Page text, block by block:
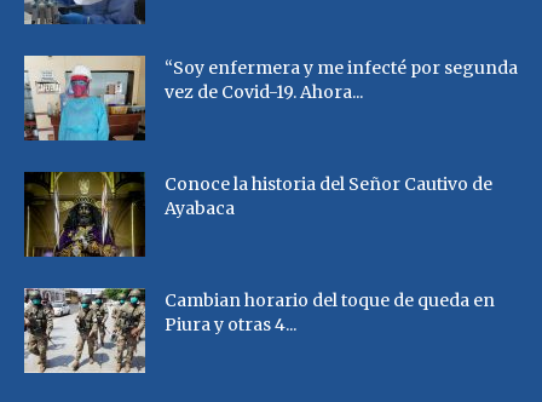
“Soy enfermera y me infecté por segunda
vez de Covid-19. Ahora...
Conoce la historia del Señor Cautivo de
Ayabaca
Cambian horario del toque de queda en
Piura y otras 4...